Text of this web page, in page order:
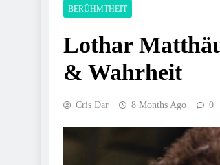
BERÜHMTHEIT
Lothar
& Wahrheit
Cris Dar 8 Months Ago 0